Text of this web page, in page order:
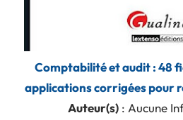
Comptabilité et audit : 48
applications corrigées pour
Auteur(s): Aucune